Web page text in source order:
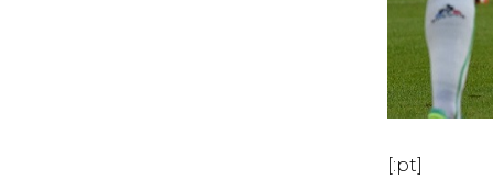
[:pt]